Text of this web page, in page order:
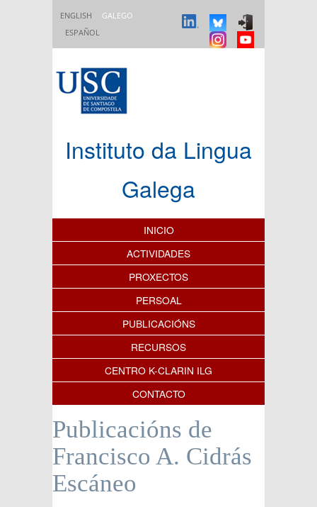
ENGLISH
GALEGO
ESPAÑOL
Instituto da Lingua
Galega
Índice de contidos
INICIO
ACTIVIDADES
PROXECTOS
PERSOAL
PUBLICACIÓNS
RECURSOS
CENTRO K-CLARIN ILG
CONTACTO
Publicacións de
Francisco A. Cidrás
Escáneo